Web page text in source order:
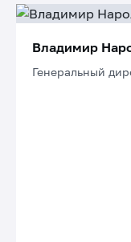
Владимир
Генеральный